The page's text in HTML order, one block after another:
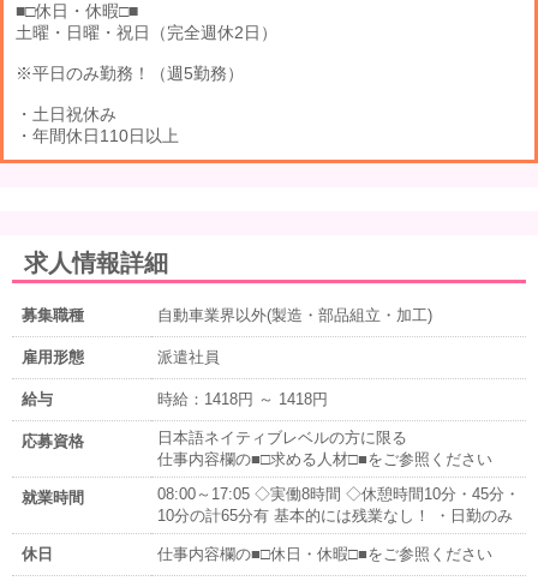
■□休日・休暇□■
土曜・日曜・祝日（完全週休2日）
※平日のみ勤務！（週5勤務）
・土日祝休み
・年間休日110日以上
求人情報詳細
募集職種 自動車業界以外(製造・部品組立・加工)
雇用形態 派遣社員
給与 時給：1418円 ～ 1418円
応募資格
日本語ネイティブレベルの方に限る
仕事内容欄の■□求める人材□■をご参照ください
就業時間
08:00～17:05 ◇実働8時間 ◇休憩時間10分・45分・
10分の計65分有 基本的には残業なし！ ・日勤のみ
休日 仕事内容欄の■□休日・休暇□■をご参照ください